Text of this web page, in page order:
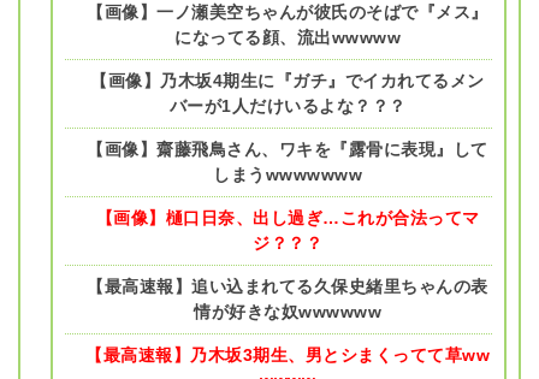
【画像】一ノ瀬美空ちゃんが彼氏のそばで『メス』
になってる顔、流出wwwww
【画像】乃木坂4期生に『ガチ』でイカれてるメン
バーが1人だけいるよな？？？
【画像】齋藤飛鳥さん、ワキを『露骨に表現』して
しまうwwwwwww
【画像】樋口日奈、出し過ぎ…これが合法ってマ
ジ？？？
【最高速報】追い込まれてる久保史緒里ちゃんの表
情が好きな奴wwwwww
【最高速報】乃木坂3期生、男とシまくってて草ww